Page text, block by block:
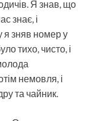
Я знав, що
знає, і
я зняв номер у
тихо, чисто, і
немовля, і
та чайник.